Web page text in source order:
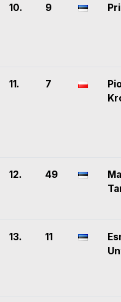
10. 9
11. 7
12. 49
13. 11